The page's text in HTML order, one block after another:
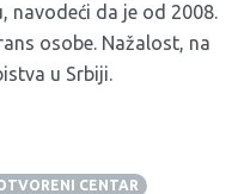
navodeći da je od 2008.
osobe. Nažalost, na
u Srbiji.
CENTAR